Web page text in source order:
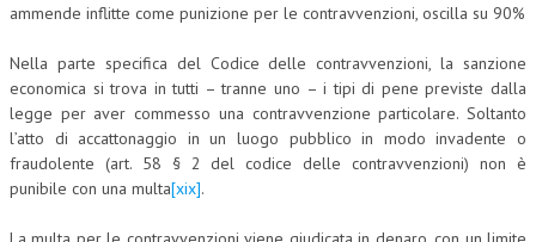
ammende inflitte come punizione per le contravvenzioni, oscilla su 90%
Nella parte specifica del Codice delle contravvenzioni, la sanzione
economica si trova in tutti – tranne uno – i tipi di pene previste dalla
legge per aver commesso una contravvenzione particolare. Soltanto
l’atto di accattonaggio in un luogo pubblico in modo invadente o
fraudolente (art. 58 § 2 del codice delle contravvenzioni) non è
punibile con una multa[xix].